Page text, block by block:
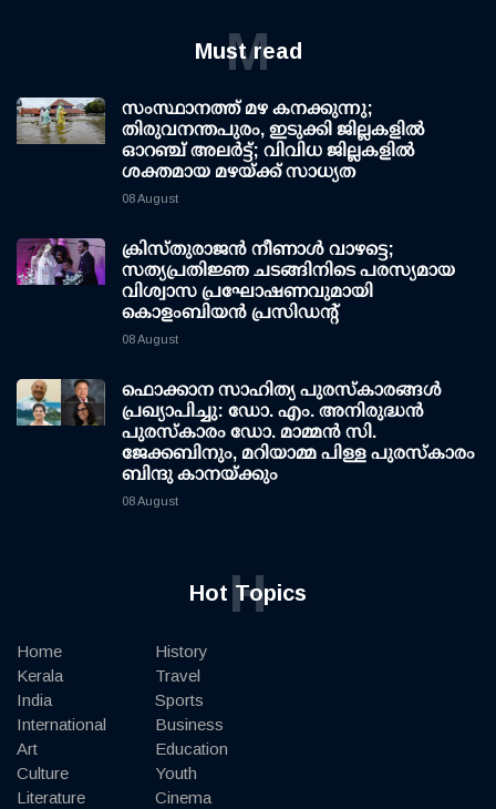
Must read
M
സംസ്ഥാനത്ത് മഴ കനക്കുന്നു;
തിരുവനന്തപുരം, ഇടുക്കി ജില്ലകളിൽ
ഓറഞ്ച് അലർട്ട്; വിവിധ ജില്ലകളിൽ
ശക്തമായ മഴയ്ക്ക് സാധ്യത
08 August
ക്രിസ്തുരാജൻ നീണാൾ വാഴട്ടെ;
സത്യപ്രതിജ്ഞ ചടങ്ങിനിടെ പരസ്യമായ
വിശ്വാസ പ്രഘോഷണവുമായി
കൊളംബിയൻ പ്രസിഡന്റ്
08 August
ഫൊക്കാന സാഹിത്യ പുരസ്‌കാരങ്ങള്‍
പ്രഖ്യാപിച്ചു: ഡോ. എം. അനിരുദ്ധന്‍
പുരസ്‌കാരം ഡോ. മാമ്മന്‍ സി.
ജേക്കബിനും, മറിയാമ്മ പിള്ള പുരസ്‌കാരം
ബിന്ദു കാനയ്ക്കും
08 August
Hot Topics
H
Home
Kerala
India
International
Art
Culture
Literature
History
Travel
Sports
Business
Education
Youth
Cinema